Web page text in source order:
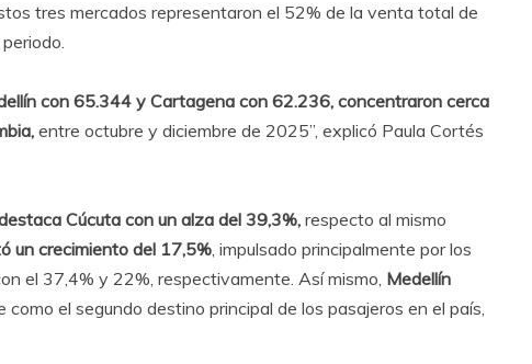
tres mercados representaron el 52% de la venta total de
con 65.344 y Cartagena con 62.236, concentraron cerca
entre octubre y diciembre de 2025”, explicó Paula Cortés
Cúcuta con un alza del 39,3%, respecto al mismo
un crecimiento del 17,5%, impulsado principalmente por los
el 37,4% y 22%, respectivamente. Así mismo, Medellín
como el segundo destino principal de los pasajeros en el país,